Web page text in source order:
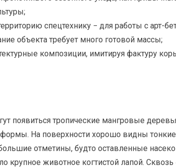
спецтехнику − для работы с арт-
объекта требует много готовой массы;
композиции, имитируя фактуру
появиться тропические мангровые
На поверхности хорошо видны
отметины, будто оставленные
крупное животное когтистой лапой.